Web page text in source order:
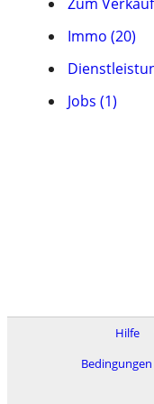
Immo (20)
Jobs (1)
Hilfe
Bedingungen